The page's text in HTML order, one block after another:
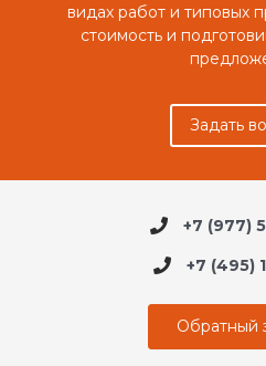
видах работ и типовых
стоимость и
Задать
+7 (977)
+7 (495)
Обратный